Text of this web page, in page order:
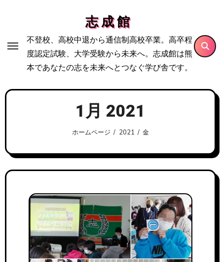
プ
志 成 館
不登校、高校中退から通信制高校卒業。高卒程
度認定試験、大学受験から未来へ。志成館は熊
本であなたの志を未来へとつなぐ学び舎です。
1月 2021
ホームページ 2021 金